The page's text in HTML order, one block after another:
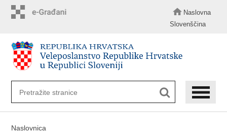
Naslovna
Slovenščina
Naslovnica